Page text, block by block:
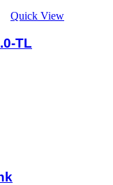
Quick View
TL